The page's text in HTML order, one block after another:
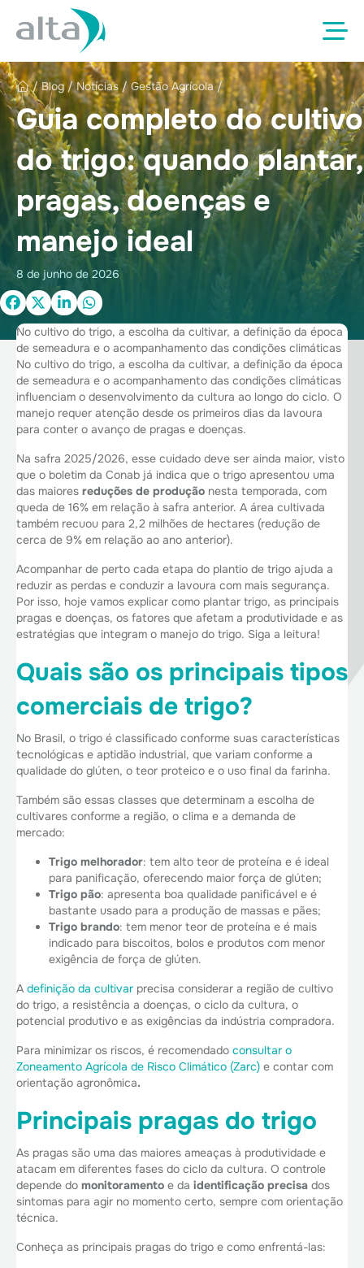
/Blog/Notícias/ Gestão Agrícola/
Guia completo do cultivo
do trigo: quando plantar,
pragas, doenças e
manejo ideal
8 de junho de 2026
No cultivo do trigo, a escolha da cultivar, a definição da época
de semeadura e o acompanhamento das condições climáticas
No cultivo do trigo, a escolha da cultivar, a definição da época
de semeadura e o acompanhamento das condições climáticas
influenciam o desenvolvimento da cultura ao longo do ciclo. O
manejo requer atenção desde os primeiros dias da lavoura
para conter o avanço de pragas e doenças.
Na safra 2025/2026, esse cuidado deve ser ainda maior, visto
que o boletim da Conab já indica que o trigo apresentou uma
das maiores reduções de produção nesta temporada, com
queda de 16% em relação à safra anterior. A área cultivada
também recuou para 2,2 milhões de hectares (redução de
cerca de 9% em relação ao ano anterior).
Acompanhar de perto cada etapa do plantio de trigo ajuda a
reduzir as perdas e conduzir a lavoura com mais segurança.
Por isso, hoje vamos explicar como plantar trigo, as principais
pragas e doenças, os fatores que afetam a produtividade e as
estratégias que integram o manejo do trigo. Siga a leitura!
Quais são os principais tipos
comerciais de trigo?
No Brasil, o trigo é classificado conforme suas características
tecnológicas e aptidão industrial, que variam conforme a
qualidade do glúten, o teor proteico e o uso final da farinha.
Também são essas classes que determinam a escolha de
cultivares conforme a região, o clima e a demanda de
mercado:
Trigo melhorador: tem alto teor de proteína e é ideal
para panificação, oferecendo maior força de glúten;
Trigo pão: apresenta boa qualidade panificável e é
bastante usado para a produção de massas e pães;
Trigo brando: tem menor teor de proteína e é mais
indicado para biscoitos, bolos e produtos com menor
exigência de força de glúten.
A definição da cultivar precisa considerar a região de cultivo
do trigo, a resistência a doenças, o ciclo da cultura, o
potencial produtivo e as exigências da indústria compradora.
Para minimizar os riscos, é recomendado consultar o
Zoneamento Agrícola de Risco Climático (Zarc) e contar com
orientação agronômica.
Principais pragas do trigo
As pragas são uma das maiores ameaças à produtividade e
atacam em diferentes fases do ciclo da cultura. O controle
depende do monitoramento e da identificação precisa dos
sintomas para agir no momento certo, sempre com orientação
técnica.
Conheça as principais pragas do trigo e como enfrentá-las: